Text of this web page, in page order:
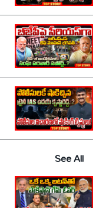
See All